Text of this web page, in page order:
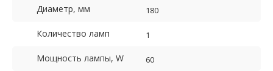
Диаметр, мм 180
Количество ламп 1
Мощность лампы, W 60